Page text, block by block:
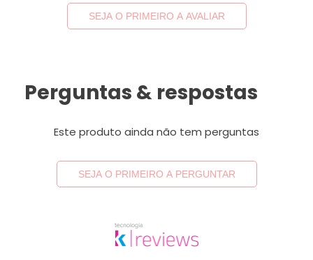
SEJA O PRIMEIRO A AVALIAR
Perguntas & respostas
Este produto ainda não tem perguntas
SEJA O PRIMEIRO A PERGUNTAR